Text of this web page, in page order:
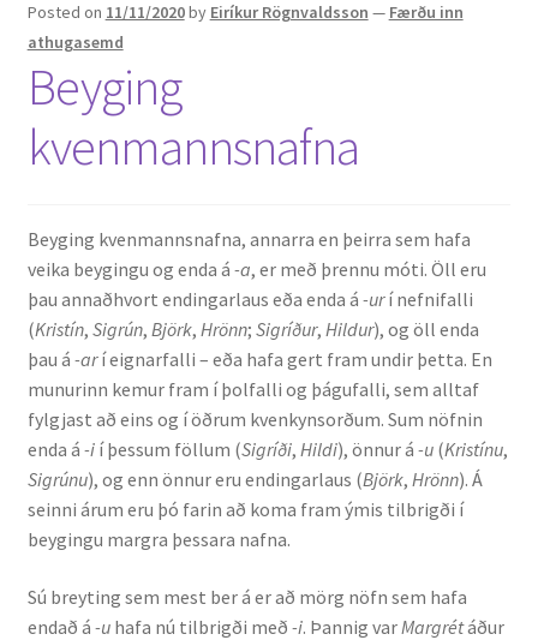
Líf og starf
Myndir
Kennsla
Kennsluefni
Yfirlit um kennslu
Stjórnun
Innan Háskólans
Samstarfsverkefni
Styrkir og verðlaun
Posted on 11/11/2020by Eiríkur Rögnvaldsson — Færðu inn
athugasemd
Beyging
kvenmannsnafna
Beyging kvenmannsnafna, annarra en þeirra sem hafa
veika beygingu og enda á -a, er með þrennu móti. Öll eru
þau annaðhvort endingarlaus eða enda á -urí nefnifalli
(Kristín, Sigrún, Björk, Hrönn; Sigríður, Hildur), og öll enda
þau á -arí eignarfalli – eða hafa gert fram undir þetta. En
munurinn kemur fram í þolfalli og þágufalli, sem alltaf
fylgjast að eins og í öðrum kvenkynsorðum. Sum nöfnin
enda á -ií þessum föllum (Sigríði, Hildi), önnur á -u(Kristínu,
Sigrúnu), og enn önnur eru endingarlaus (Björk, Hrönn). Á
seinni árum eru þó farin að koma fram ýmis tilbrigði í
beygingu margra þessara nafna.
Sú breyting sem mest ber á er að mörg nöfn sem hafa
endað á -uhafa nú tilbrigði með -i. Þannig var Margrétáður